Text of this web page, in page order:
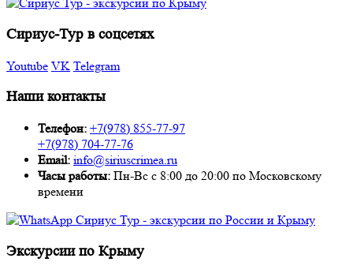
Сириус-Тур в соцсетях
Youtube VK Telegram
Наши контакты
Телефон: +7(978) 855-77-97
+7(978) 704-77-76
Email: info@siriuscrimea.ru
Часы работы: Пн-Вс с 8:00 до 20:00 по Московскому
времени ​​​​​​​​​​​​​​
Экскурсии по Крыму